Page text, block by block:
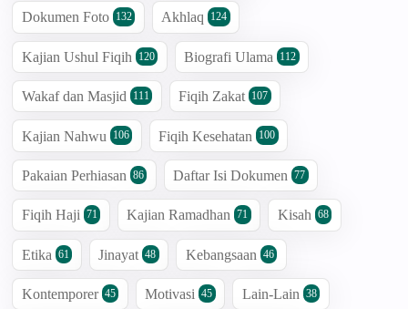
Dokumen Foto 132 Akhlaq 124
Kajian Ushul Fiqih 120 Biografi Ulama 112
Wakaf dan Masjid 111 Fiqih Zakat 107
Kajian Nahwu 106 Fiqih Kesehatan 100
Pakaian Perhiasan 86 Daftar Isi Dokumen 77
Fiqih Haji 71 Kajian Ramadhan 71 Kisah 68
Etika 61 Jinayat 48 Kebangsaan 46
Kontemporer 45 Motivasi 45 Lain-Lain 38